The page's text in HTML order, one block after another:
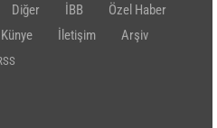
Diğer İBB
Özel Haber
Künye İletişim
Arşiv